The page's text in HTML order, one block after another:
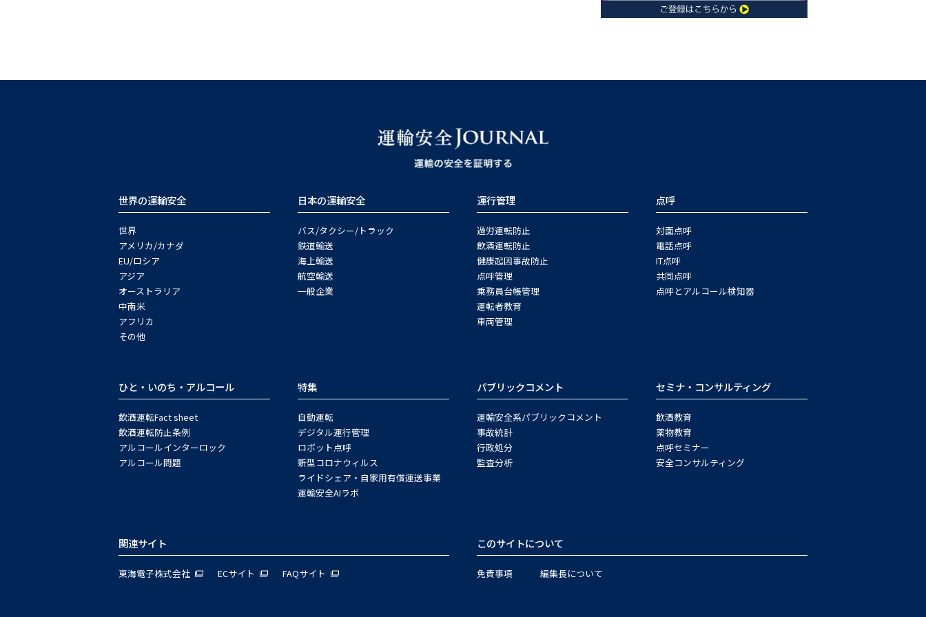
世界の運輸安全
世界
アメリカ/カナダ
EU/ロシア
アジア
オーストラリア
中南米
アフリカ
その他
日本の運輸安全
バス/タクシー/トラック
鉄道輸送
海上輸送
航空輸送
一般企業
運行管理
過労運転防止
飲酒運転防止
健康起因事故防止
点呼管理
乗務員台帳管理
運転者教育
車両管理
点呼
対面点呼
電話点呼
IT点呼
共同点呼
点呼とアルコール検知器
ひと・いのち・アルコール
飲酒運転Fact sheet
飲酒運転防止条例
アルコールインターロック
アルコール問題
特集
自動運転
デジタル運行管理
ロボット点呼
新型コロナウィルス
ライドシェア・自家用有償運送事業
運輸安全AIラボ
パブリックコメント
運輸安全系パブリックコメント
事故統計
行政処分
監査分析
セミナ・コンサルティング
飲酒教育
薬物教育
点呼セミナー
安全コンサルティング
関連サイト
東海電子株式会社 ECサイト FAQサイト
このサイトについて
免責事項 編集長について